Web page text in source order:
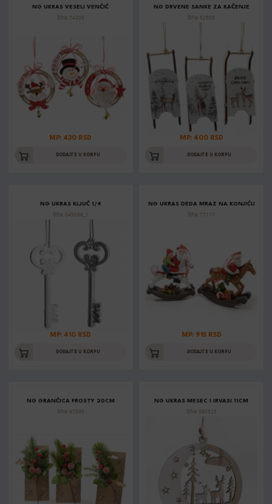
NG UKRAS VESELI VENČIĆ
Šifra: 74208
MP: 430 RSD
DODAJTE U KORPU
NG DRVENE SANKE ZA KAČENJE
Šifra: 52800
MP: 400 RSD
DODAJTE U KORPU
NG UKRAS KLJUČ 1/4
Šifra: 045056_1
MP: 410 RSD
DODAJTE U KORPU
NG UKRAS DEDA MRAZ NA KONJIĆU
Šifra: 77117
MP: 915 RSD
DODAJTE U KORPU
NG GRANČICA FROSTY 20CM
Šifra: 67590
NG UKRAS MESEC I IRVASI 11CM
Šifra: 060323